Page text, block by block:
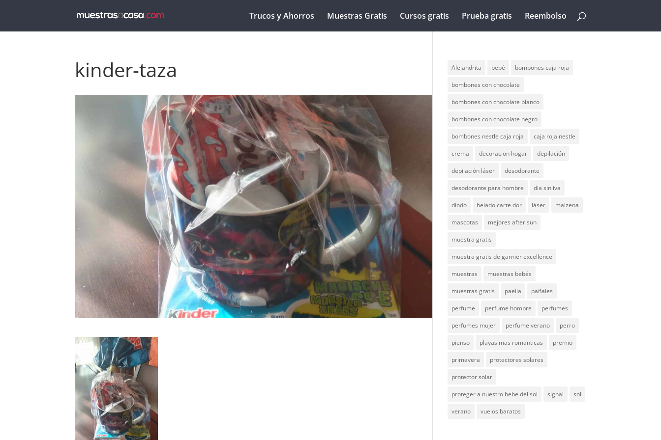
Trucos y Ahorros Muestras Gratis Cursos gratis Prueba gratis Reembolso
kinder-taza Alejandrita bebé bombones caja roja
bombones con chocolate
bombones con chocolate blanco
bombones con chocolate negro
bombones nestle caja roja caja roja nestle
crema decoracion hogar depilación
depilación láser desodorante
desodorante para hombre dia sin iva
diodo helado carte dor láser maizena
mascotas mejores after sun
muestra gratis
muestra gratis de garnier excellence
muestras muestras bebés
muestras gratis paella pañales
perfume perfume hombre perfumes
perfumes mujer perfume verano perro
pienso playas mas romanticas premio
primavera protectores solares
protector solar
proteger a nuestro bebe del sol signal sol
verano vuelos baratos